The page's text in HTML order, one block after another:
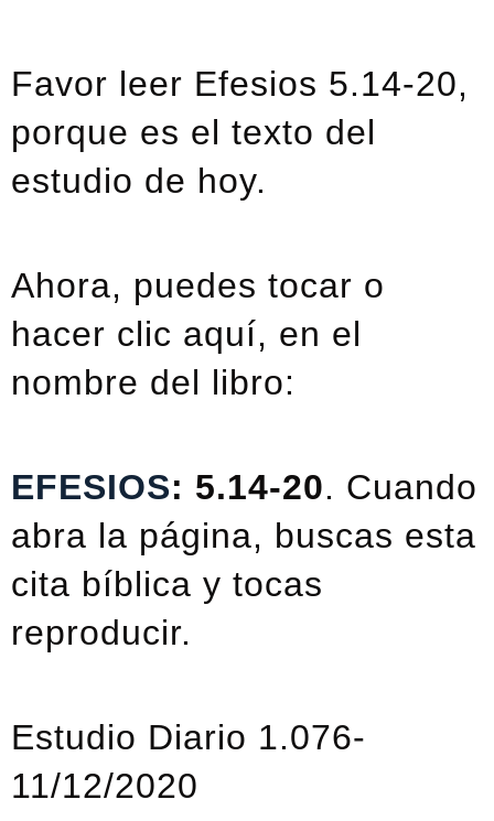
Favor leer Efesios 5.14-20,
porque es el texto del
estudio de hoy.
Ahora, puedes tocar o
hacer clic aquí, en el
nombre del libro:
EFESIOS: 5.14-20. Cuando
abra la página, buscas esta
cita bíblica y tocas
reproducir.
Estudio Diario 1.076-
11/12/2020